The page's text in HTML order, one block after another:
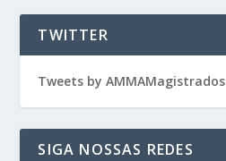
TWITTER
Tweets by AMMAMagistrados
SIGA NOSSAS REDES